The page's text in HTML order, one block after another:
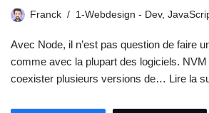
Franck 1-Webdesign - Dev,
Avec Node, il n’est pas question de faire
comme avec la plupart des logiciels.
coexister plusieurs versions de… Lire la